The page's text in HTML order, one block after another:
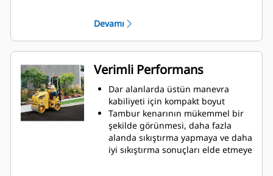
Devamı
Verimli Performans
Dar alanlarda üstün manevra
kabiliyeti için kompakt boyut
Tambur kenarının mükemmel bir
şekilde görünmesi, daha fazla
alanda sıkıştırma yapmaya ve daha
iyi sıkıştırma sonuçları elde etmeye